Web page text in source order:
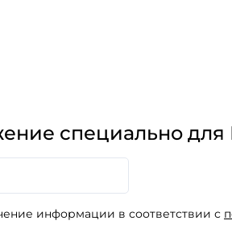
специально для
информации в соответствии с